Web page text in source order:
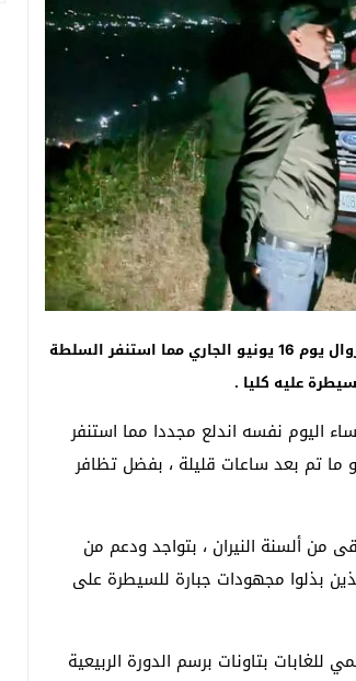
كريم باجو –تاونات: ”تاونات نت”//- شب حريق في أعلى جبل أسطار بتاونات زوال يوم 16 يونيو الجاري مما استنفر السلطة
عليه كليا .
اليوم نفسه اندلع مجددا مما استنفر
ما تم بعد ساعات قليلة ، بفضل تظافر
من ألسنة النيران ، بتواجد ودعم من
بذلوا مجهودات جبارة للسيطرة على
بتاونات برسم الدورة الربيعية